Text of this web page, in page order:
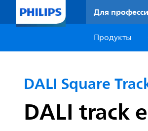
Для
Продукты
DALI Square
DALI track